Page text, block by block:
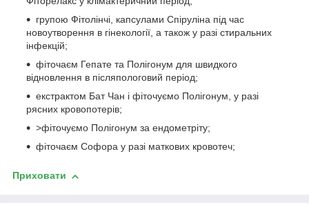
групою Фітолінчі, капсулами Спіруліна під час
новоутворення в гінекології, а також у разі стиральних
інфекцій;
фіточаєм Гепате та Полігонум для швидкого
відновлення в післяпологовий період;
екстрактом Бат Чан і фіточуємо Полігонум, у разі
рясних кровопотерів;
>фіточуємо Полігонум за ендометріту;
фіточаєм Софора у разі маткових кровотеч;
Приховати